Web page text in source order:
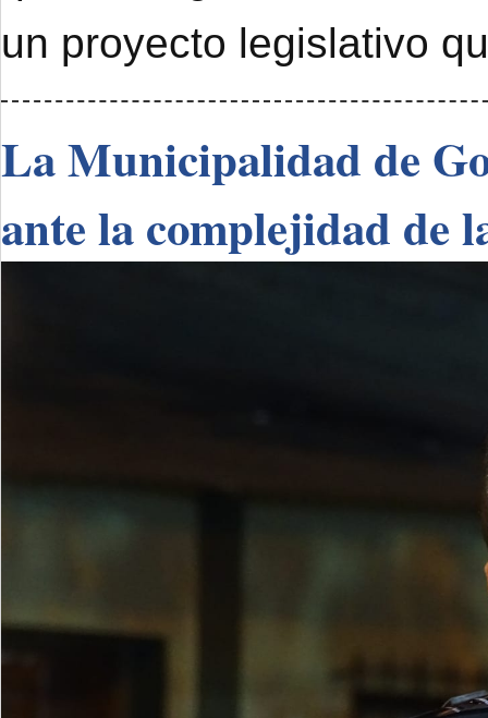
un proyecto legislativo
La Municipalidad de
ante la complejidad de